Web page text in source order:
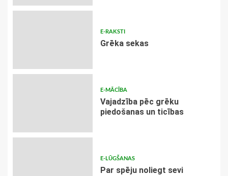
E-RAKSTI
Grēka sekas
E-MĀCĪBA
Vajadzība pēc grēku
piedošanas un ticības
E-LŪGŠANAS
Par spēju noliegt sevi